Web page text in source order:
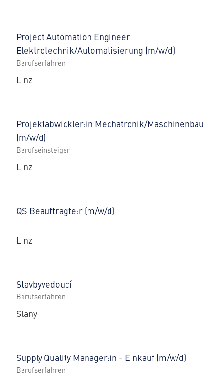
Project Automation Engineer
Elektrotechnik/Automatisierung (m/w/d)
Berufserfahren
Linz
Projektabwickler:in Mechatronik/Maschinenbau
(m/w/d)
Berufseinsteiger
Linz
QS Beauftragte:r (m/w/d)
Linz
Stavbyvedoucí
Berufserfahren
Slany
Supply Quality Manager:in - Einkauf (m/w/d)
Berufserfahren